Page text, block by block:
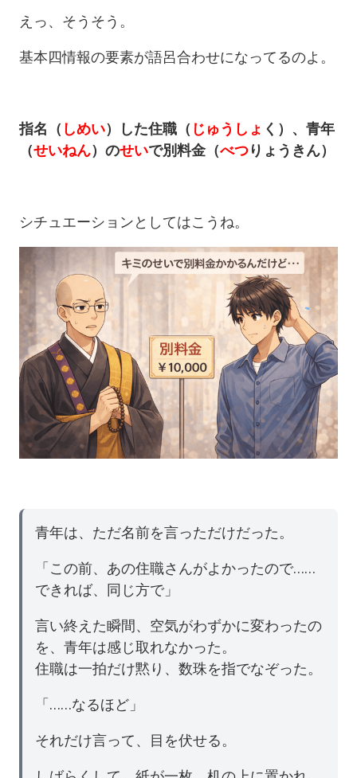
えっ、そうそう。
基本四情報の要素が語呂合わせになってるのよ。
指名（ しめい）した住職（ じゅうしょ く）、青年
（せいねん）のせいで別料金（べつりょうきん）
シチュエーションとしてはこうね。
青年は、ただ名前を言っただけだった。
「この前、あの住職さんがよかったので……
できれば、同じ方で」
言い終えた瞬間、空気がわずかに変わったの
を、青年は感じ取れなかった。
住職は一拍だけ黙り、数珠を指でなぞった。
「……なるほど」
それだけ言って、目を伏せる。